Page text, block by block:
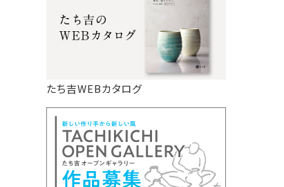
たち吉WEBカタログ